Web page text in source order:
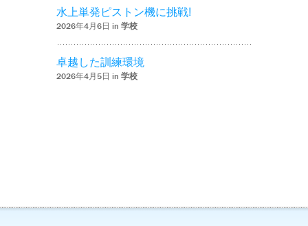
水上単発ピストン機に挑戦!
2026年4月6日 in 学校
卓越した訓練環境
2026年4月5日 in 学校